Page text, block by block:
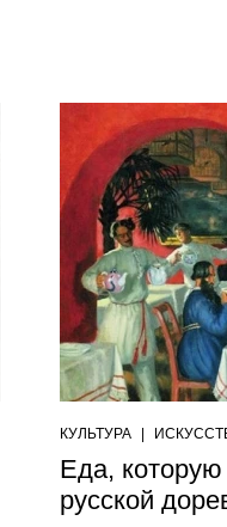
КУЛЬТУРА
Еда,
русской